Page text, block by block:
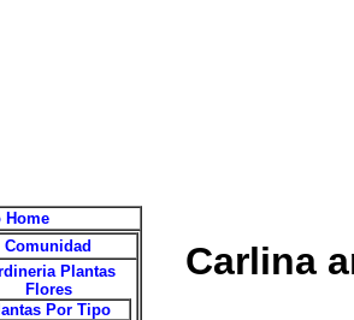
Home
Comunidad
Plantas
Flores
Por Tipo
Carlina